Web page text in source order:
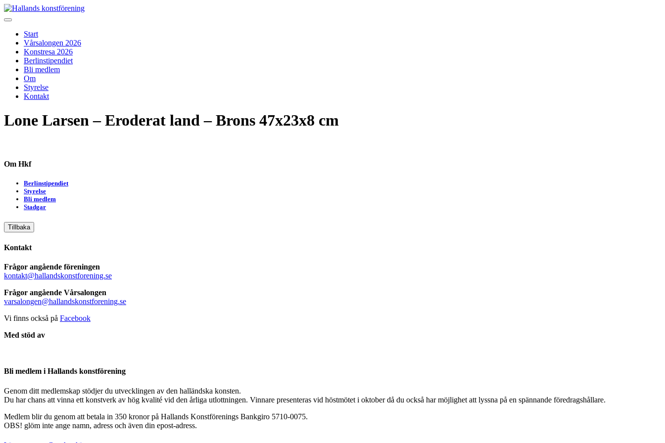
Skip
to
Start
Vårsalongen 2026
Konstresa 2026
Berlinstipendiet
Bli medlem
Om
Styrelse
Kontakt
Lone Larsen – Eroderat land – Brons 47x23x8 cm
Om Hkf
Berlinstipendiet
Styrelse
Bli medlem
Stadgar
Tillbaka
Kontakt
Frågor angående föreningen
kontakt@hallandskonstforening.se
Frågor angående Vårsalongen
varsalongen@hallandskonstforening.se
Vi finns också på Facebook
Med stöd av
Bli medlem i Hallands konstförening
Genom ditt medlemskap stödjer du utvecklingen av den halländska konsten.
Du har chans att vinna ett konstverk av hög kvalité vid den årliga utlottningen. Vinnare presenteras vid höstmötet i oktober då du också har möjlighet att lyssna på en spännande föredragshållare.
Medlem blir du genom att betala in 350 kronor på Hallands Konstförenings Bankgiro 5710-0075.
OBS! glöm inte ange namn, adress och även din epost-adress.